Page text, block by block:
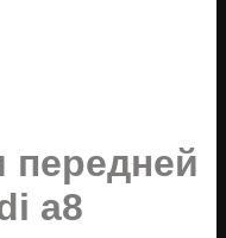
передней
a8